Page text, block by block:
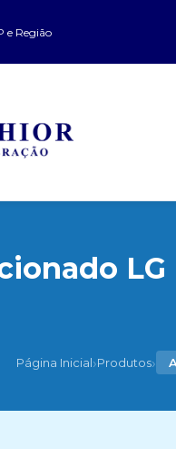
e Região
Página Inicial›Produtos›